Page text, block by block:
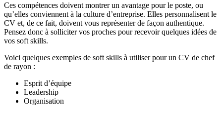
Ces compétences doivent montrer un avantage pour le poste, ou
qu’elles conviennent à la culture d’entreprise. Elles personnalisent le
CV et, de ce fait, doivent vous représenter de façon authentique.
Pensez donc à solliciter vos proches pour recevoir quelques idées de
vos soft skills.
Voici quelques exemples de soft skills à utiliser pour un CV de chef
de rayon :
Esprit d’équipe
Leadership
Organisation